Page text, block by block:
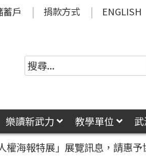
戶 捐款方式 ENGLISH
樂讀新武力 教學單位
海報特展」展覽訊息，請惠